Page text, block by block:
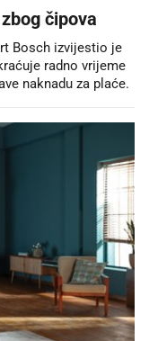
čipova
Bosch izvijestio je
radno vrijeme
naknadu za plaće.